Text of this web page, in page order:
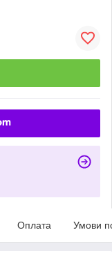
Оплата Умови